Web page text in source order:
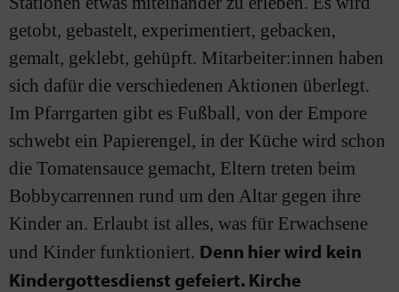
getobt, gebastelt, experimentiert, gebacken,
gemalt, geklebt, gehüpft. Mitarbeiter:innen haben
sich dafür die verschiedenen Aktionen überlegt.
Im Pfarrgarten gibt es Fußball, von der Empore
schwebt ein Papierengel, in der Küche wird schon
die Tomatensauce gemacht, Eltern treten beim
Bobbycarrennen rund um den Altar gegen ihre
Kinder an. Erlaubt ist alles, was für Erwachsene
und Kinder funktioniert. Denn hier wird kein
Kindergottesdienst gefeiert. Kirche